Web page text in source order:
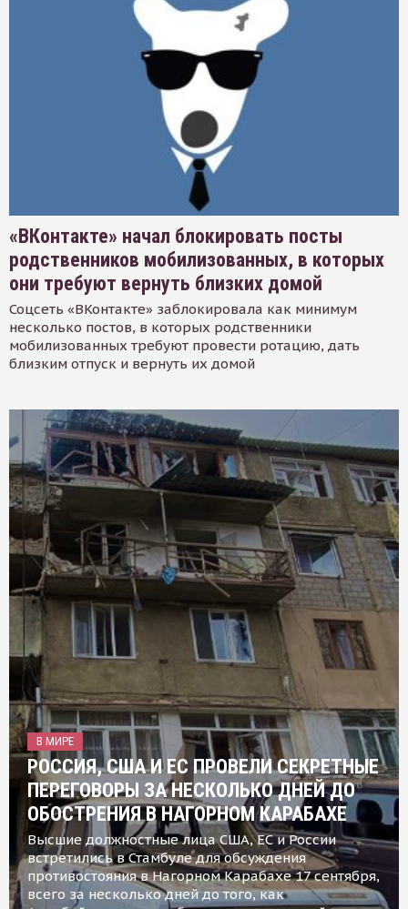
«ВКонтакте» начал блокировать посты
родственников мобилизованных, в которых
они требуют вернуть близких домой
Соцсеть «ВКонтакте» заблокировала как минимум
несколько постов, в которых родственники
мобилизованных требуют провести ротацию, дать
близким отпуск и вернуть их домой
В МИРЕ
РОССИЯ, США И ЕС ПРОВЕЛИ СЕКРЕТНЫЕ
ПЕРЕГОВОРЫ ЗА НЕСКОЛЬКО ДНЕЙ ДО
ОБОСТРЕНИЯ В НАГОРНОМ КАРАБАХЕ
Высшие должностные лица США, ЕС и России
встретились в Стамбуле для обсуждения
противостояния в Нагорном Карабахе 17 сентября,
всего за несколько дней до того, как